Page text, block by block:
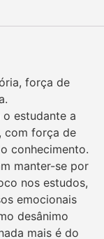
força de
estudante a
com força de
conhecimento.
manter-se por
nos estudos,
emocionais
desânimo
mais é do